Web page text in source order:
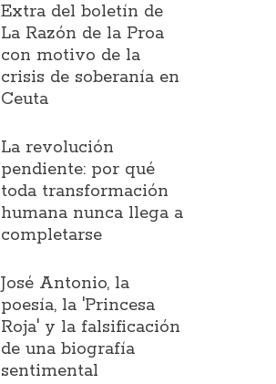
Extra del boletín de
La Razón de la Proa
con motivo de la
crisis de soberanía en
Ceuta
La revolución
pendiente: por qué
toda transformación
humana nunca llega a
completarse
José Antonio, la
poesía, la 'Princesa
Roja' y la falsificación
de una biografía
sentimental